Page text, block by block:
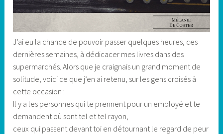
J’ai eu la chance de pouvoir passer quelques heures, ces
dernières semaines, à dédicacer mes livres dans des
supermarchés. Alors que je craignais un grand moment de
solitude, voici ce que j’en ai retenu, sur les gens croisés à
cette occasion :
Il y a les personnes qui te prennent pour un employé et te
demandent où sont tel et tel rayon,
ceux qui passent devant toi en détournant le regard de peur